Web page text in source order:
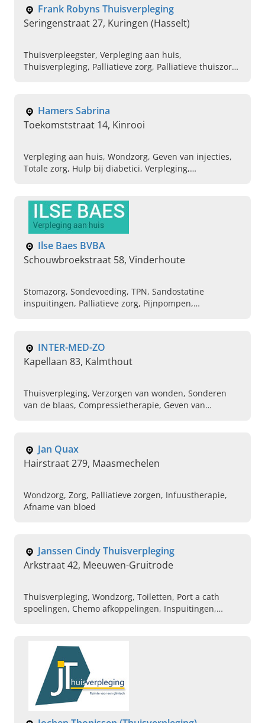
Frank Robyns Thuisverpleging
Seringenstraat 27, Kuringen (Hasselt)
Thuisverpleegster, Verpleging aan huis,
Thuisverpleging, Palliatieve zorg, Palliatieve thuiszorg,
Hamers Sabrina
Toekomststraat 14, Kinrooi
Verpleging aan huis, Wondzorg, Geven van injecties,
Totale zorg, Hulp bij diabetici, Verpleging,
Ilse Baes BVBA
Schouwbroekstraat 58, Vinderhoute
Stomazorg, Sondevoeding, TPN, Sandostatine
inspuitingen, Palliatieve zorg, Pijnpompen,
INTER-MED-ZO
Kapellaan 83, Kalmthout
Thuisverpleging, Verzorgen van wonden, Sonderen
van de blaas, Compressietherapie, Geven van
Jan Quax
Hairstraat 279, Maasmechelen
Wondzorg, Zorg, Palliatieve zorgen, Infuustherapie,
Afname van bloed
Janssen Cindy Thuisverpleging
Arkstraat 42, Meeuwen-Gruitrode
Thuisverpleging, Wondzorg, Toiletten, Port a cath
spoelingen, Chemo afkoppelingen, Inspuitingen,